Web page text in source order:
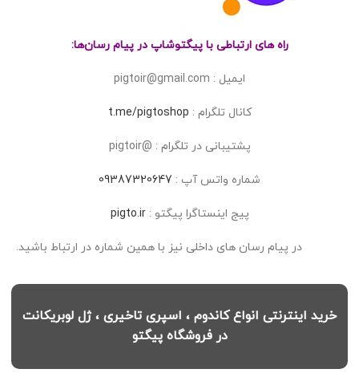
راه های ارتباطی با پیگتوشاپ در پیام رسان‌ها:
ایمیل : pigtoir@gmail.com
کانال تلگرام : t.me/pigtoshop
پشتیبانی در تلگرام : @pigtoir
شماره واتس آپ : 09387320647
پیج اینستاگرا پیگتو :pigto.ir
در پیام رسان های داخلی نیز با همین شماره در ارتباط باشید.
خرید اینترنتی انواع کاندوم ، اسپری تاخیری ، ژل لوبریکانت
در فروشگاه پیگتو